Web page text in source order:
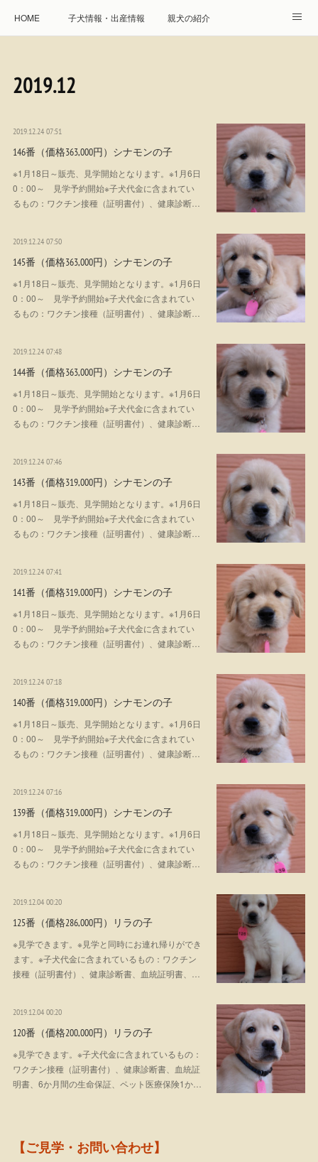
HOME 子犬情報・出産情報 親犬の紹介
遺伝疾患への取り組み
個人情報の取扱について
2019.12
2019.12.24 07:51
146番（価格363,000円）シナモンの子
※1月18日～販売、見学開始となります。※1月6日
0：00～ 見学予約開始※子犬代金に含まれてい
るもの：ワクチン接種（証明書付）、健康診断…
2019.12.24 07:50
145番（価格363,000円）シナモンの子
※1月18日～販売、見学開始となります。※1月6日
0：00～ 見学予約開始※子犬代金に含まれてい
るもの：ワクチン接種（証明書付）、健康診断…
2019.12.24 07:48
144番（価格363,000円）シナモンの子
※1月18日～販売、見学開始となります。※1月6日
0：00～ 見学予約開始※子犬代金に含まれてい
るもの：ワクチン接種（証明書付）、健康診断…
2019.12.24 07:46
143番（価格319,000円）シナモンの子
※1月18日～販売、見学開始となります。※1月6日
0：00～ 見学予約開始※子犬代金に含まれてい
るもの：ワクチン接種（証明書付）、健康診断…
2019.12.24 07:41
141番（価格319,000円）シナモンの子
※1月18日～販売、見学開始となります。※1月6日
0：00～ 見学予約開始※子犬代金に含まれてい
るもの：ワクチン接種（証明書付）、健康診断…
2019.12.24 07:18
140番（価格319,000円）シナモンの子
※1月18日～販売、見学開始となります。※1月6日
0：00～ 見学予約開始※子犬代金に含まれてい
るもの：ワクチン接種（証明書付）、健康診断…
2019.12.24 07:16
139番（価格319,000円）シナモンの子
※1月18日～販売、見学開始となります。※1月6日
0：00～ 見学予約開始※子犬代金に含まれてい
るもの：ワクチン接種（証明書付）、健康診断…
2019.12.04 00:20
125番（価格286,000円）リラの子
※見学できます。※見学と同時にお連れ帰りができ
ます。※子犬代金に含まれているもの：ワクチン
接種（証明書付）、健康診断書、血統証明書、…
2019.12.04 00:20
120番（価格200,000円）リラの子
※見学できます。※子犬代金に含まれているもの：
ワクチン接種（証明書付）、健康診断書、血統証
明書、6か月間の生命保証、ペット医療保険1か…
【ご見学・お問い合わせ】